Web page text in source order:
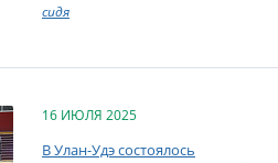
сидя
16 ИЮЛЯ 2025
В Улан-Удэ состоялось